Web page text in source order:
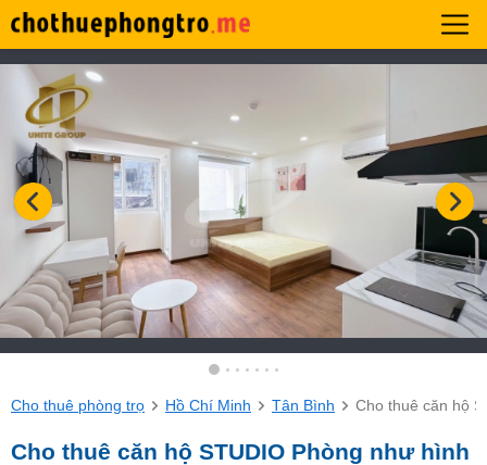
Cho thuê phòng trọ Hồ Chí Minh Tân Bình Cho thuê căn hộ
Cho thuê căn hộ STUDIO Phòng như hình